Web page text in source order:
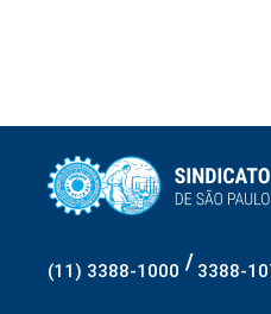
(11) 3388-1000 / 3388-